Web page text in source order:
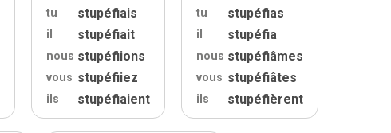
tu stupéfiais
il stupéfiait
nous stupéfiions
vous stupéfiiez
ils stupéfiaient
tu stupéfias
il stupéfia
nous stupéfiâmes
vous stupéfiâtes
ils stupéfièrent